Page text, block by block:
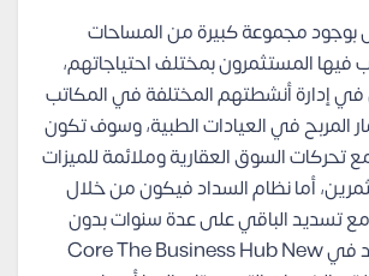
بوجود مجموعة كبيرة من المساحات
فيها المستثمرون بمختلف احتياجاتهم،
في إدارة أنشطتهم المختلفة في المكاتب
المربح في العيادات الطبية، وسوف تكون
تحركات السوق العقارية وملائمة للميزات
أما نظام السداد فيكون من خلال
تسديد الباقي على عدة سنوات بدون
وجود فوائد، ويوجد في Core The Business Hub New